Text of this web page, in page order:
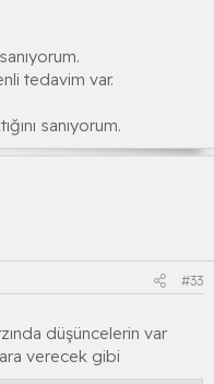
tedavim var.
sanıyorum.
#33
düşüncelerin var
verecek gibi